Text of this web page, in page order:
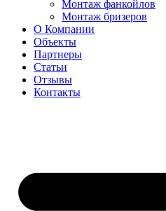
Монтаж фанкойлов
Монтаж бризеров
О Компании
Объекты
Партнеры
Статьи
Отзывы
Контакты